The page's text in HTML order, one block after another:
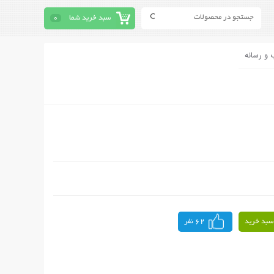
سبد خرید شما 0
و رسانه
خرید 62 نفر